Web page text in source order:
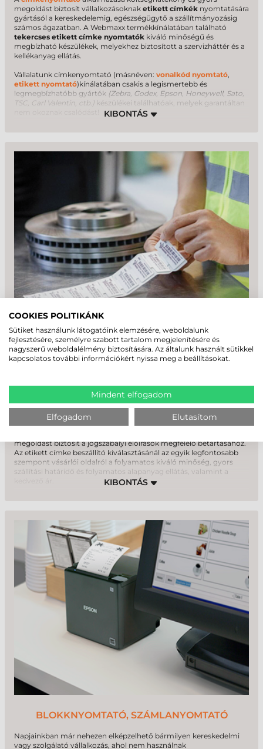
MIÉRT MINKET VÁLASSZON?
20 év 19 129
42
gyártói képviselet
15 000+
kiszállított megrendelés
évente
megoldást biztosít vállalkozásoknak etikett címkék nyomtatására
gyártásól a kereskedelemig, egészségügytő a szállítmányozásig
számos ágazatban. A Webmaxx termékkínálatában található
tekercses etikett címke nyomtatók kiváló minőségű és
megbízható készülékek, melyekhez biztosított a szervizháttér és a
kellékanyag ellátás.
Vállalatunk címkenyomtató (másnéven: vonalkód nyomtató,
etikett nyomtató)kínálatában csakis a legismertebb és
legmegbízhatóbb gyártók (Zebra, Godex, Epson, Honeywell, Sato,
TSC, Carl Valentin, ctb.) készülékei találhatóak, melyek garantáltan
már ilyen eszközök nélkül működni. Termékkínálatunkban a direkt
termál, a termál transzfer és színes tintasugaras címkenyomtatók
széles választékát kínálja, asztalitól egészen az ipari kategóriáig.
ETIKETT CÍMKE
egészségügy, logisztika, raktározás és gyártási folyamatokban
azonnal káosz alakulna ki! Az etikett címke megtalálható az a
húspultban vásárolt csomagolt szalámin, vagy épp a futár által
meghozott termék csomagolásán is.
megoldást biztosít a jogszabályi előírások megfelelő betartásához.
Az etikett címke beszállító kiválasztásánál az egyik legfontosabb
szempont vásárlói oldalról a folyamatos kiváló minőség, gyors
szállítási határidő és folyamatos alapanyag ellátás, valamint a
legnagyobb etikett címke raktárkészletével rendelkezünk, melyet
akár másnapra szállítunk! Kínálatunkban elérhető
A4-es íves
etikett címke, valaminttekercses kivitelű etikett címke is.
BLOKKNYOMTATÓ, SZÁMLANYOMTATÓ
Napjainkban már nehezen elképzelhető bármilyen kereskedelmi
vagy szolgálató vállalkozás, ahol nem használnak
COOKIES POLITIKÁNK
Sütiket használunk látogatóink elemzésére, weboldalunk
fejlesztésére, személyre szabott tartalom megjelenítésére és
nagyszerű weboldalélmény biztosítására. Az általunk használt sütikkel
kapcsolatos további információkért nyissa meg a beállításokat.
Mindent elfogadom
Elfogadom Elutasítom